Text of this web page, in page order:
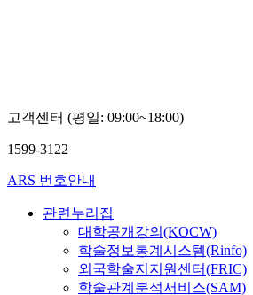
고객센터 (평일: 09:00~18:00)
1599-3122
ARS 번호안내
관련누리집
대학공개강의(KOCW)
학술정보통계시스템(Rinfo)
외국학술지지원센터(FRIC)
학술관계분석서비스(SAM)